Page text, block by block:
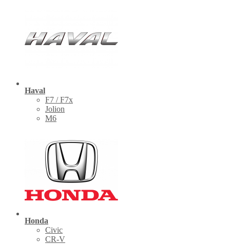
Haval
F7 / F7x
Jolion
M6
Honda
Civic
CR-V